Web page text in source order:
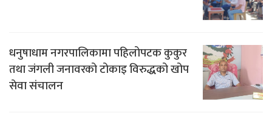
धनुषाधाम नगरपालिकामा पहिलोपटक कुकुर
तथा जंगली जनावरको टोकाइ विरुद्धको खोप
सेवा संचालन